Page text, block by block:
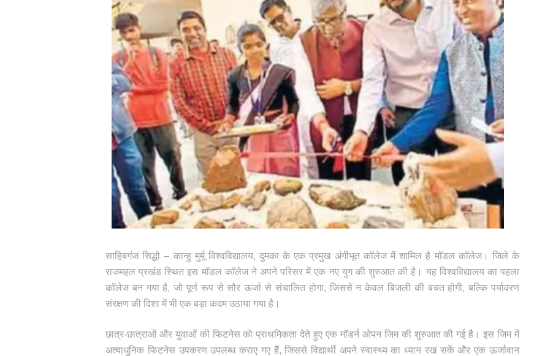
साहिबगंज सिद्धो – कान्हु मुर्मू विश्वविद्यालय, दुमका के एक प्रमुख अंगीभूत कॉलेज में शामिल है मॉडल कॉलेज। जिले के
राजमहल प्रखंड स्थित इस मॉडल कॉलेज ने अपने परिसर में एक नए युग की शुरुआत की है। यह विश्वविद्यालय का पहला
कॉलेज बन गया है, जो पूर्ण रूप से सौर ऊर्जा से संचालित होगा, जिससे न केवल बिजली की बचत होगी, बल्कि पर्यावरण
संरक्षण की दिशा में भी एक बड़ा कदम उठाया गया है।
छात्र-छात्राओं और युवाओं की फिटनेस को प्राथमिकता देते हुए एक मॉडर्न ओपन जिम की शुरुआत की गई है। इस जिम में
अत्याधुनिक फिटनेस उपकरण उपलब्ध कराए गए हैं, जिससे विद्यार्थी अपने स्वास्थ्य का ध्यान रख सकें और एक ऊर्जावान